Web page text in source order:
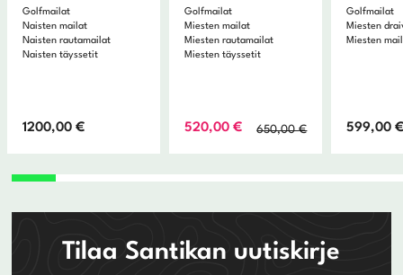
Golfmailat
Naisten mailat
Naisten rautamailat
Naisten täyssetit
1200,00€
Golfmailat
Miesten mailat
Miesten rautamailat
Miesten täyssetit
650,00€Alkuperäinen
520,00€
Nykyinen
Golfmailat
Miesten
Miesten
599,00
Tilaa Santikan uutiskirje